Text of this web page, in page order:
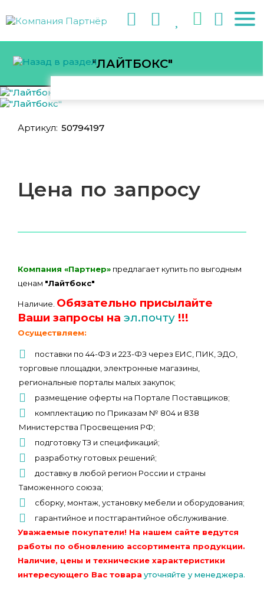
"ЛАЙТБОКС"
Артикул: 50794197
Цена по запросу
Компания «Партнер» предлагает купить по выгодным
ценам "Лайтбокс"
Наличие. Обязательно присылайте
Ваши запросы на эл.почту !!!
Осуществляем:
поставки по 44-ФЗ и 223-ФЗ через ЕИС, ПИК, ЭДО,
торговые площадки, электронные магазины,
региональные порталы малых закупок;
размещение оферты на Портале Поставщиков;
комплектацию по Приказам № 804 и 838
Министерства Просвещения РФ;
подготовку ТЗ и спецификаций;
разработку готовых решений;
доставку в любой регион России и страны
Таможенного союза;
сборку, монтаж, установку мебели и оборудования;
гарантийное и постгарантийное обслуживание.
Уважаемые покупатели! На нашем сайте ведутся
работы по обновлению ассортимента продукции.
Наличие, цены и технические характеристики
интересующего Вас товара уточняйте у менеджера.